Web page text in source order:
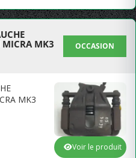
MICRA MK3
OCCASION
MK3
Voir le produit